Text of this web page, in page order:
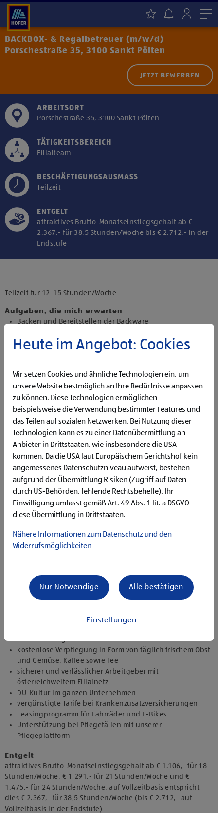
BACKBOX- & Regalbetreuer (m/w/d)
Porschestraße 35, 3100 Sankt Pölten
JETZT BEWERBEN
ARBEITSORT
Porschestraße 35, 3100 Sankt Pölten
TÄTIGKEITSBEREICH
Filialteam
BESCHÄFTIGUNGSAUSMASS
Teilzeit
ENTGELT
attraktives Brutto-Monatseinstiegsgehalt ab €
2.367,- für 38,5 Stunden/Woche bis € 2.712,- in der
Endstufe
Drittanbietern zu, um diesen Inhalt
Teilzeit für 12-15 Stunden/Woche
Aufgaben, die mich erwarten
Backen und Bereitstellen der Backware
Präsentieren von Obst und Gemüse sowie Durchführen
von Qualitätskontrollen
Reinigen der Filiale
Betreuen der Pfandrückgabeautomaten
Qualifikationen, die ich mitbringe
Flexibilität für Früh- und Spätdienste (Montag bis
Begeisterung im Handel zu arbeiten und den
Unternehmenserfolg mitzugestalten
Freude an der Arbeit im Team für ein motiviertes
Miteinander
Bereitschaft zu körperlich anspruchsvollen Tätigkeiten
freundlich im Umgang mit Kund:innen für eine
angenehme Einkaufsatmosphäre
zuverlässige und organisierte Arbeitsweise zur
Angebote, die mich überzeugen
vielseitiges Tätigkeitsfeld
umfangreiche Einarbeitung und individuelles
Onboarding
Weiterbildung
kostenlose Verpflegung in Form von täglich frischem Obst
und Gemüse, Kaffee sowie Tee
sicherer und verlässlicher Arbeitgeber mit
österreichweitem Filialnetz
DU-Kultur im ganzen Unternehmen
vergünstigte Tarife bei Krankenzusatzversicherungen
Leasingprogramm für Fahrräder und E-Bikes
Unterstützung bei Pflegefällen mit unserer
Pflegeplattform
Entgelt
attraktives Brutto-Monatseinstiegsgehalt ab € 1.106,- für 18
Stunden/Woche, € 1.291,- für 21 Stunden/Woche und €
1.475,- für 24 Stunden/Woche, auf Vollzeitbasis entspricht
dies € 2.367,- für 38,5 Stunden/Woche (bis € 2.712,- auf
Vollzeitbasis in der Endstufe)
Heute im Angebot: Cookies
Wir setzen Cookies und ähnliche Technologien ein, um
unsere Website bestmöglich an Ihre Bedürfnisse anpassen
zu können. Diese Technologien ermöglichen
beispielsweise die Verwendung bestimmter Features und
das Teilen auf sozialen Netzwerken. Bei Nutzung dieser
Technologien kann es zu einer Datenübermittlung an
Anbieter in Drittstaaten, wie insbesondere die USA
kommen. Da die USA laut Europäischem Gerichtshof kein
angemessenes Datenschutzniveau aufweist, bestehen
aufgrund der Übermittlung Risiken (Zugriff auf Daten
durch US-Behörden, fehlende Rechtsbehelfe). Ihr
Einwilligung umfasst gemäß Art. 49 Abs. 1 lit. a DSGVO
diese Übermittlung in Drittstaaten.
Nähere Informationen zum Datenschutz und den
Widerrufsmöglichkeiten
Einstellungen
Nur Notwendige Alle bestätigen